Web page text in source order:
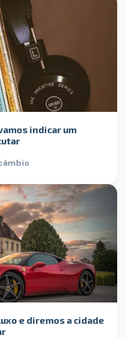
indicar um
e diremos a cidade